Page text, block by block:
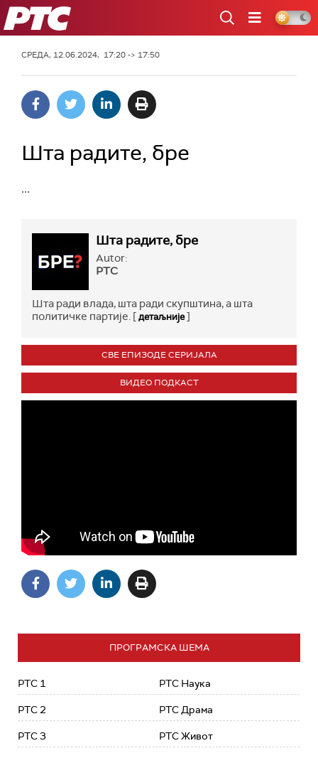
РТС
СРЕДА, 12.06.2024, 17:20 -> 17:50
Шта радите, бре
...
Шта радите, бре
Autor:
РТС
Шта ради влада, шта ради скупштина, а шта
политичке партије. [детаљније]
СВЕ ЕПИЗОДЕ СЕРИЈАЛА
ВИДЕО ПОДКАСТ
ПРОГРАМСКА ШЕМА
РТС 1
РТС 2
РТС 3
РТС Наука
РТС Драма
РТС Живот